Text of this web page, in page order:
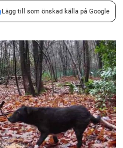
Lägg till som önskad källa på Google